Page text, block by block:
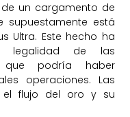
un cargamento de
supuestamente está
Ultra. Este hecho ha
legalidad de las
podría haber
operaciones. Las
el flujo del oro y su